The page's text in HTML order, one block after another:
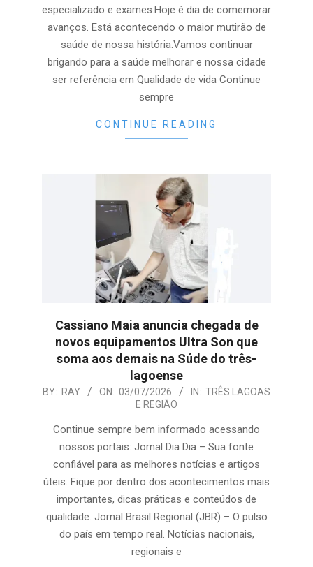
especializado e exames.Hoje é dia de comemorar
avanços. Está acontecendo o maior mutirão de
saúde de nossa história.Vamos continuar
brigando para a saúde melhorar e nossa cidade
ser referência em Qualidade de vida Continue
sempre
CONTINUE READING
Cassiano Maia anuncia chegada de
novos equipamentos Ultra Son que
soma aos demais na Súde do três-
lagoense
2026-
BY: RAY ON: 03/07/2026 IN: TRÊS LAGOAS
E REGIÃO
Continue sempre bem informado acessando
nossos portais: Jornal Dia Dia – Sua fonte
confiável para as melhores notícias e artigos
úteis. Fique por dentro dos acontecimentos mais
importantes, dicas práticas e conteúdos de
qualidade. Jornal Brasil Regional (JBR) – O pulso
do país em tempo real. Notícias nacionais,
regionais e